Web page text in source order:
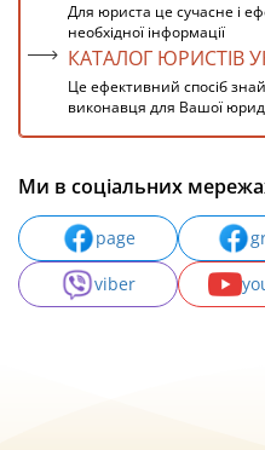
Для юриста це сучасне і
необхідної інформації
КАТАЛОГ ЮРИСТІВ
Це ефективний спосіб
виконавця для Вашої
Ми в соціальних
page
viber